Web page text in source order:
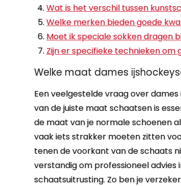
Wat is het verschil tussen
Welke merken bieden goede
Moet ik speciale sokken dragen
Zijn er specifieke technieken
Welke maat dames
Een veelgestelde vraag over
van de juiste maat schaatsen is
de maat van je normale schoenen
vaak iets strakker moeten zitten
tenen de voorkant van de schaats
verstandig om professioneel
schaatsuitrusting. Zo ben je